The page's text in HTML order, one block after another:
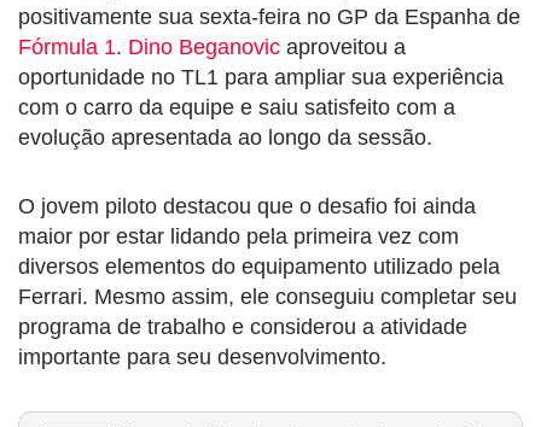
positivamente sua sexta-feira no GP da Espanha de
Fórmula 1. Dino Beganovic aproveitou a
oportunidade no TL1 para ampliar sua experiência
com o carro da equipe e saiu satisfeito com a
evolução apresentada ao longo da sessão.
O jovem piloto destacou que o desafio foi ainda
maior por estar lidando pela primeira vez com
diversos elementos do equipamento utilizado pela
Ferrari. Mesmo assim, ele conseguiu completar seu
programa de trabalho e considerou a atividade
importante para seu desenvolvimento.